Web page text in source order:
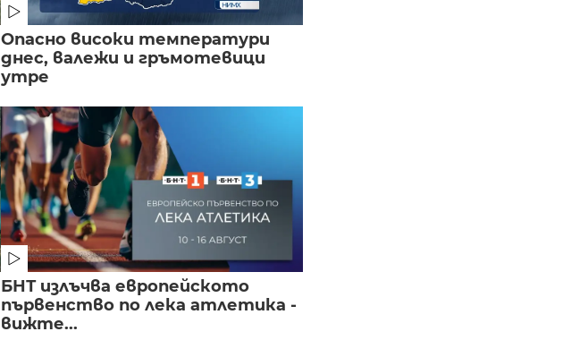
Опасно високи температури
днес, валежи и гръмотевици
утре
БНТ излъчва европейското
първенство по лека атлетика -
вижте...